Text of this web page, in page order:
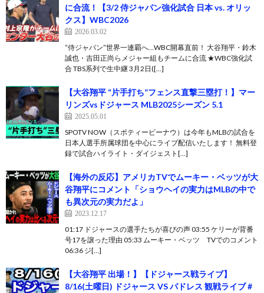
に合流！【3/2 侍ジャパン強化試合 日本 vs. オリッ
クス】WBC2026
2026.03.02
“侍ジャパン”世界一連覇へ…WBC開幕直前！ 大谷翔平・鈴木
誠也・吉田正尚らメジャー組もチームに合流 ★WBC強化試
合 TBS系列で生中継 3月2日([…]
【大谷翔平 “片手打ち”フェンス直撃三塁打！】マー
リンズvsドジャース MLB2025シーズン 5.1
2025.05.01
SPOTV NOW（スポティービーナウ）は今年もMLBの試合を
日本人選手所属球団を中心にライブ配信いたします！ 無料登
録で試合ハイライト・ダイジェスト[…]
【海外の反応】アメリカTVでムーキー・ベッツが大
谷翔平にコメント「ショウヘイの実力はMLBの中で
も異次元の実力だよ」
2023.12.17
01:17 ドジャースの選手たちが喜びの声 03:55 ケリーが背番
号17を譲った理由 05:33 ムーキー・ベッツ TVでのコメント
06:36 ジ[…]
【大谷翔平 出場！】【ドジャース戦ライブ】
8/16(土曜日) ドジャース VS パドレス 観戦ライブ #